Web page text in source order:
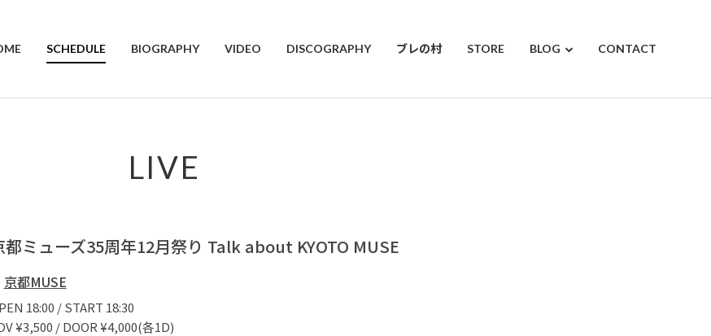
SCHEDULE BIOGRAPHY VIDEO DISCOGRAPHY ブレの村 STORE BLOG CONTACT
LIVE
都ミューズ35周年12月祭り Talk about KYOTO MUSE
京都MUSE
18:00 / START 18:30
¥3,500 / DOOR ¥4,000(各1D)